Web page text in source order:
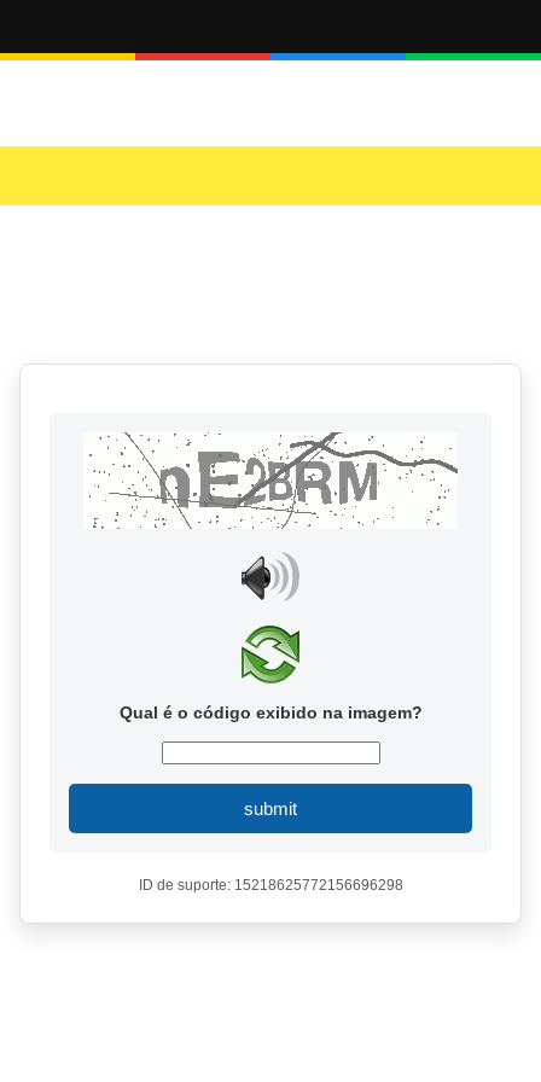
Qual é o código exibido na imagem?
submit
ID de suporte: 15218625772156696298